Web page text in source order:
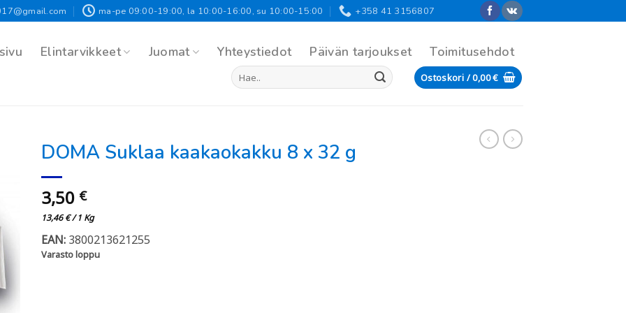
ma-pe 09:00-19:00, la 10:00-16:00, su 10:00-15:00 +358 41 3156807
Elintarvikkeet Juomat Yhteystiedot Päivän tarjoukset Toimitusehdot
Etsi: Ostoskori /0,00€
DOMA Suklaa kaakaokakku 8 x 32 g
3,50 €
13,46€/ 1 Kg
EAN:3800213621255
Varasto loppu